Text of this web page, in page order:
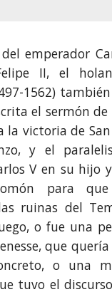
emperador
II, el
1562)
el sermón de
la victoria de
y el
V en su hijo
para
ruinas del
o fue una
que
o una
tuvo el